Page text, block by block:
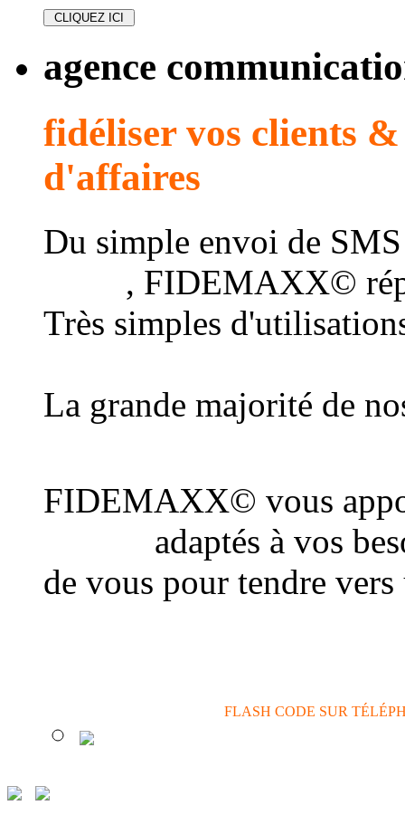
agence
fidéliser vos clients
d'affaires
Du simple envoi de
, FIDEMAXX©
Très simples
La grande majorité de
FIDEMAXX© vous
adaptés à vos
de vous pour tendre
FLASH CODE SUR